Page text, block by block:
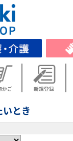
かご 新規登録
とき